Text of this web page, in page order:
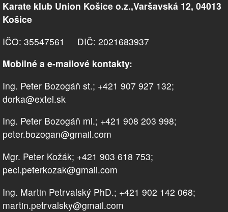
Karate klub Union Košice o.z.,Varšavská 12, 04013
Košice
IČO: 35547561 DIČ: 2021683937
Mobilné a e-mailové kontakty:
Ing. Peter Bozogáň st.; +421 907 927 132;
dorka@extel.sk
Ing. Peter Bozogáň ml.; +421 908 203 998;
peter.bozogan@gmail.com
Mgr. Peter Kožák; +421 903 618 753;
peci.peterkozak@gmail.com
Ing. Martin Petrvalský PhD.; +421 902 142 068;
martin.petrvalsky@gmail.com